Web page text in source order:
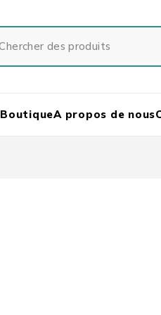
BoutiqueA propos de nous